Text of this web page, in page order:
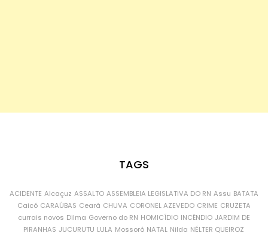
TAGS
ACIDENTE Alcaçuz ASSALTO ASSEMBLEIA LEGISLATIVA DO RN Assu BATATA
Caicó CARAÚBAS Ceará CHUVA CORONEL AZEVEDO CRIME CRUZETA
currais novos Dilma Governo do RN HOMICÍDIO INCÊNDIO JARDIM DE
PIRANHAS JUCURUTU LULA Mossoró NATAL Nilda NÉLTER QUEIROZ